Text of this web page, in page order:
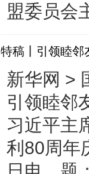
盟委员会
特稿丨引领睦
问并出席纪念苏
新华网 >
引领睦邻
习近平主
利80周